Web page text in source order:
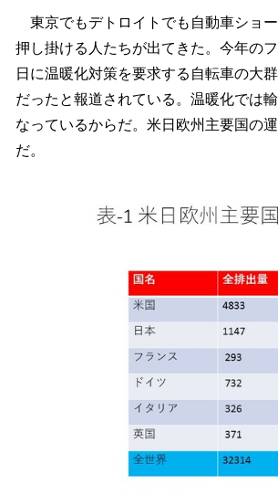
東京でもデトロイトでも自動車ショ
押し掛ける人たちが出てきた。今年の
日に温暖化対策を要求する自転車の大
だったと報道されている。温暖化では
なっているからだ。米日欧州主要国の
だ。